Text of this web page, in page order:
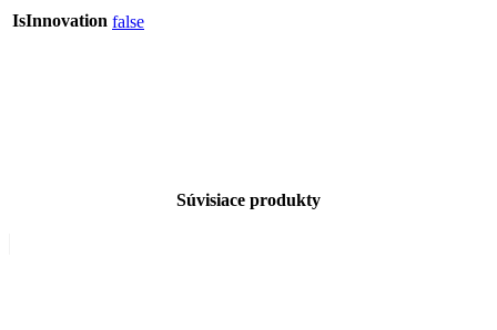
IsInnovation false
Súvisiace produkty